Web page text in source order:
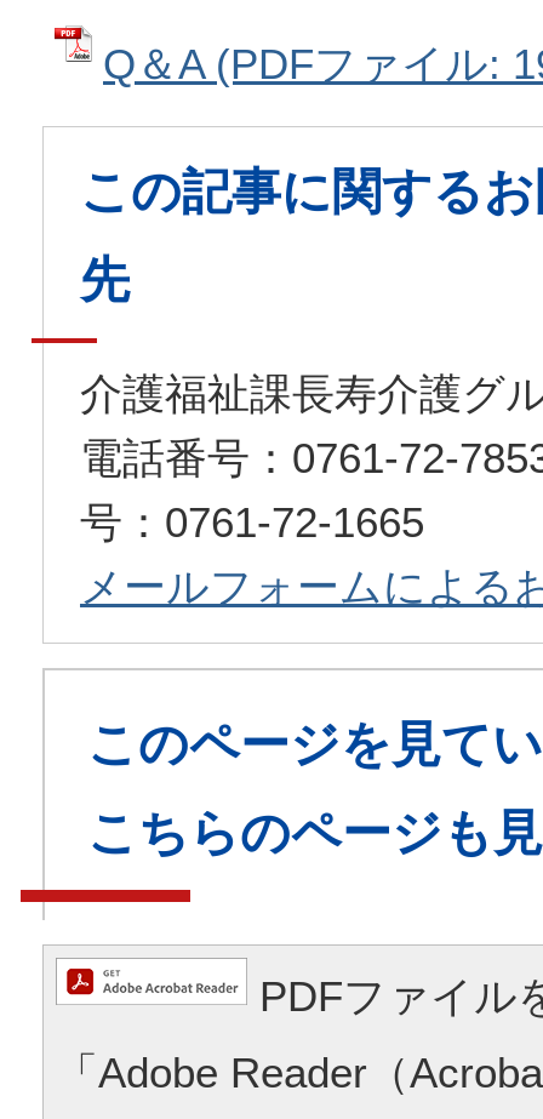
Q＆A (PDFファイル:
この記事に関する
先
介護福祉課長寿介護グ
電話番号：0761-72-
号：0761-72-1665
メールフォームによる
このページを見て
こちらのページも
PDFファイル
「Adobe Reader（